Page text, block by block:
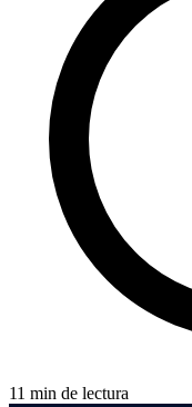
11 min de lectura